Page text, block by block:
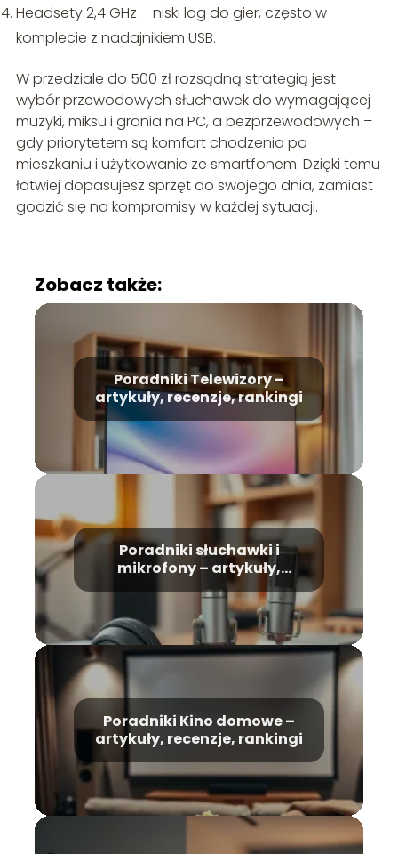
Headsety 2,4 GHz – niski lag do gier, często w
komplecie z nadajnikiem USB.
W przedziale do 500 zł rozsądną strategią jest
wybór przewodowych słuchawek do wymagającej
muzyki, miksu i grania na PC, a bezprzewodowych –
gdy priorytetem są komfort chodzenia po
mieszkaniu i użytkowanie ze smartfonem. Dzięki temu
łatwiej dopasujesz sprzęt do swojego dnia, zamiast
godzić się na kompromisy w każdej sytuacji.
Zobacz także:
Poradniki Telewizory –
artykuły, recenzje, rankingi
Poradniki słuchawki i
mikrofony – artykuły,
recenzje, rankingi
Poradniki Kino domowe –
artykuły, recenzje, rankingi